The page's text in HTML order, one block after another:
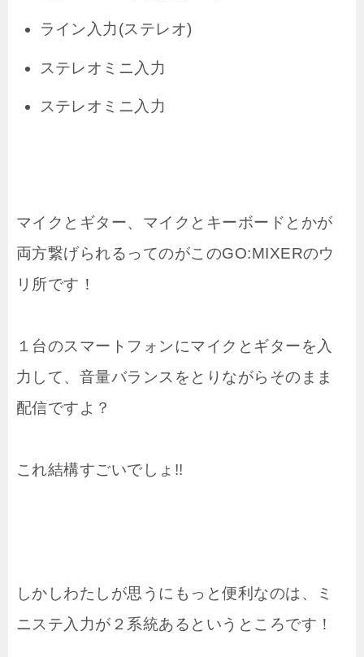
ライン入力(ステレオ)
ステレオミニ入力
ステレオミニ入力
マイクとギター、マイクとキーボードとかが
両方繋げられるってのがこのGO:MIXERのウ
リ所です！
１台のスマートフォンにマイクとギターを入
力して、音量バランスをとりながらそのまま
配信ですよ？
これ結構すごいでしょ!!
しかしわたしが思うにもっと便利なのは、ミ
ニステ入力が２系統あるというところです！